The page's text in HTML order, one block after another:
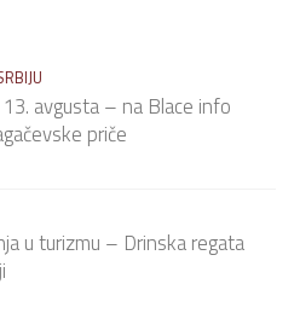
avgusta – na Blace info
priče
u turizmu – Drinska regata